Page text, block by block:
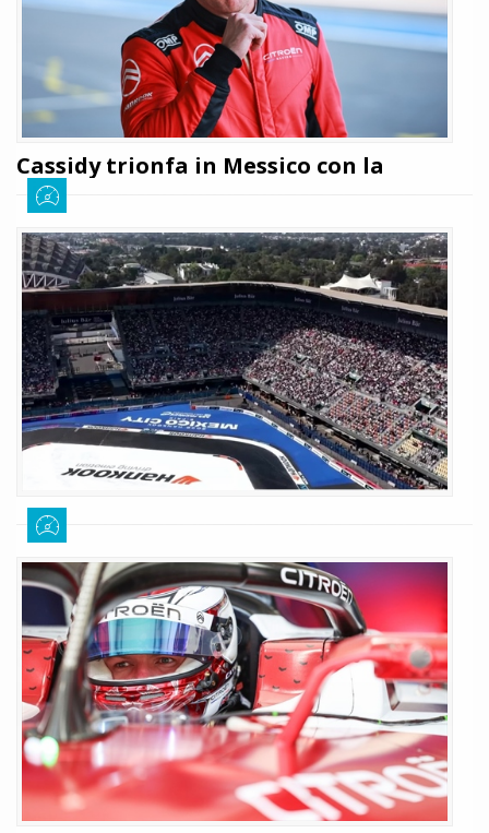
LEGGI TUTTO
Cassidy trionfa in Messico con la
Citroen: «Non immaginavo potesse
accadere oggi»
Giuseppe Cianci 10 gennaio 2026 308
Cassidy trionfa a Città del Messico e scrive la storia della Citroen che, al
suo secondo E-Prix in Formula E, ha già conquistato il gradino più alto del
podio: le sue parole
LEGGI TUTTO
E-Prix Città del Messico: Nick Cassidy
conquista la prima vittoria con Citroën
Sofia D'Eramo 10 gennaio 2026 676
Si chiude la seconda gara della stagione. In Messico vince Cassidy,
seguito da Mortara e Rowland. Dopo solo due gare dal debutto, la
Citroën porta a casa la sua prima vittoria.
LEGGI TUTTO